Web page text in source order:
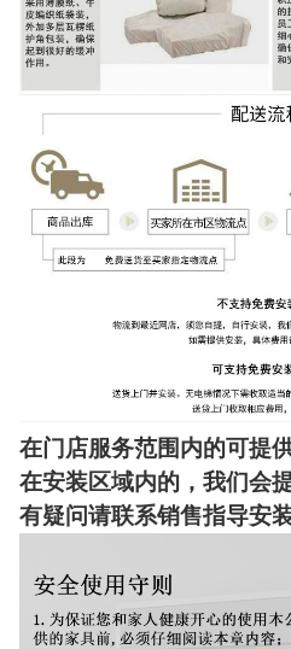
在门店服务范围内的可提
在安装区域内的，我们会
有疑问请联系销售指导安装